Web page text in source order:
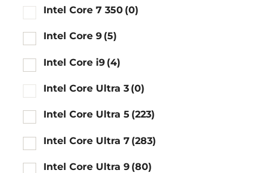
Intel Core 7 350 (0)
Intel Core 9 (5)
Intel Core i9 (4)
Intel Core Ultra 3 (0)
Intel Core Ultra 5 (223)
Intel Core Ultra 7 (283)
Intel Core Ultra 9 (80)